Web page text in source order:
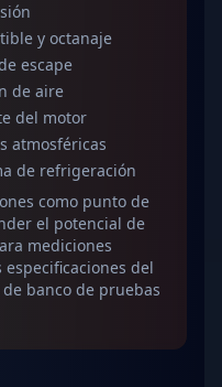
y octanaje
escape
de aire
del motor
atmosféricas
de refrigeración
como punto de
el potencial de
mediciones
del
banco de pruebas